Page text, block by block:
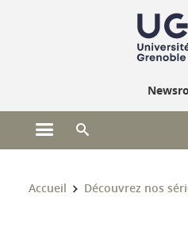
Ouvrir le menu principal
Vous êtes ici :
Accueil Découvrez nos